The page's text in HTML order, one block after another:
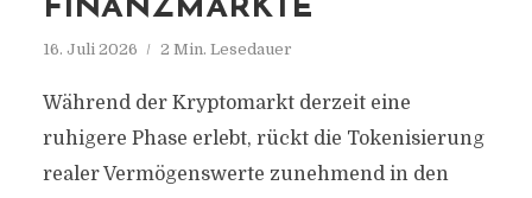
FINANZMÄRKTE
16. Juli 2026 2 Min. Lesedauer
Während der Kryptomarkt derzeit eine
ruhigere Phase erlebt, rückt die Tokenisierung
realer Vermögenswerte zunehmend in den